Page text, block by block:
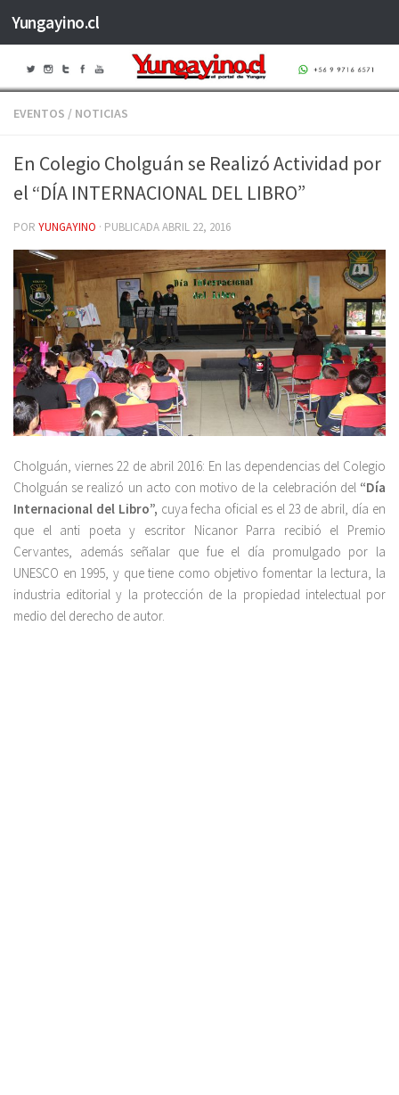
Saltar al contenido
Yungayino.cl
EVENTOS / NOTICIAS
En Colegio Cholguán se Realizó Actividad por
el “DÍA INTERNACIONAL DEL LIBRO”
POR YUNGAYINO · PUBLICADAABRIL 22, 2016
Cholguán, viernes 22 de abril 2016: En las dependencias del Colegio
Cholguán se realizó un acto con motivo de la celebración del “Día
Internacional del Libro”, cuya fecha oficial es el 23 de abril, día en
que el anti poeta y escritor Nicanor Parra recibió el Premio
Cervantes, además señalar que fue el día promulgado por la
UNESCO en 1995, y que tiene como objetivo fomentar la lectura, la
industria editorial y la protección de la propiedad intelectual por
medio del derecho de autor.